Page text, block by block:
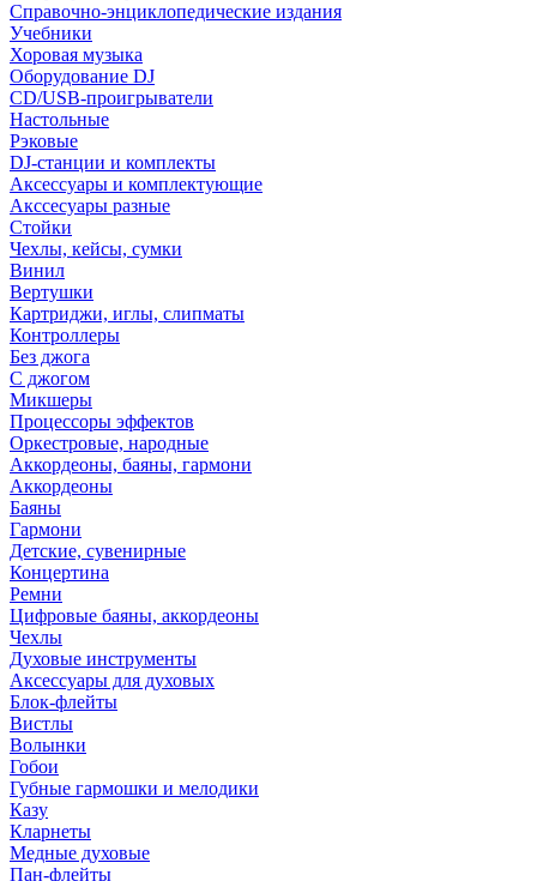
Справочно-энциклопедические издания
Учебники
Хоровая музыка
Оборудование DJ
CD/USB-проигрыватели
Настольные
Рэковые
DJ-станции и комплекты
Аксессуары и комплектующие
Акссесуары разные
Стойки
Чехлы, кейсы, сумки
Винил
Вертушки
Картриджи, иглы, слипматы
Контроллеры
Без джога
С джогом
Микшеры
Процессоры эффектов
Оркестровые, народные
Аккордеоны, баяны, гармони
Аккордеоны
Баяны
Гармони
Детские, сувенирные
Концертина
Ремни
Цифровые баяны, аккордеоны
Чехлы
Духовые инструменты
Аксессуары для духовых
Блок-флейты
Вистлы
Волынки
Гобои
Губные гармошки и мелодики
Казу
Кларнеты
Медные духовые
Пан-флейты